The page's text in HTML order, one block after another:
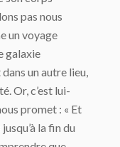
pas nous
un voyage
galaxie
un autre lieu,
Or, c’est lui-
promet : « Et
la fin du